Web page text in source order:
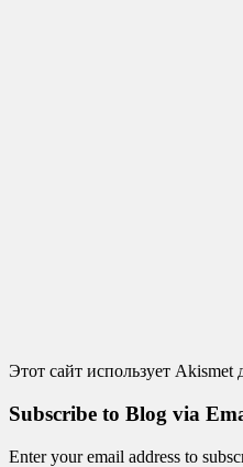
Этот сайт использует
Subscribe to Blog via
Enter your email address to